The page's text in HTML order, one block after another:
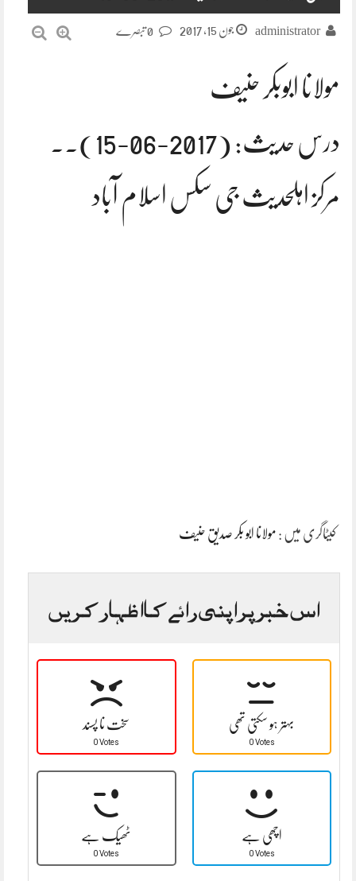
administrator جون 15, 2017
مولانا ابوبکر حنیف
درس حدیث: (2017-06-15).۔
مرکز اہلحدیث جی سکس اسلام آباد
کیٹاگری میں : مولانا ابو بکر صدیق حنیف
اس خبر پر اپنی رائے کا اظہار کریں
سخت نا پسند
0 Votes
بہتر ہو سکتی تھی
0 Votes
ٹھیک ہے
0 Votes
اچھی ہے
0 Votes